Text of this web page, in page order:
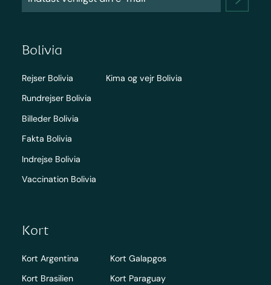
Bolivia
Rejser Bolivia
Rundrejser Bolivia
Billeder Bolivia
Fakta Bolivia
Indrejse Bolivia
Vaccination Bolivia
Kima og vejr Bolivia
Kort
Kort Argentina
Kort Brasilien
Kort Galapgos
Kort Paraguay